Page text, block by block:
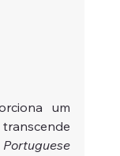
um
Portuguese